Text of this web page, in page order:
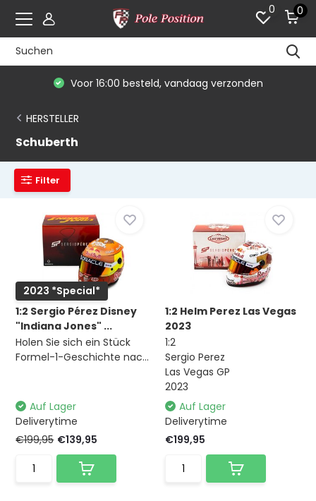
0 0
verzonden De #1 in modelauto's & race
HERSTELLER
Schuberth
Filter
2023 *Special*
1:2 Sergio Pérez Disney
"Indiana Jones" ...
Holen Sie sich ein Stück
Formel-1-Geschichte nac...
Auf Lager
Deliverytime
€199,95 €139,95
1:2 Helm Perez Las Vegas
2023
1:2
Sergio Perez
Las Vegas GP
2023
Auf Lager
Deliverytime
€199,95